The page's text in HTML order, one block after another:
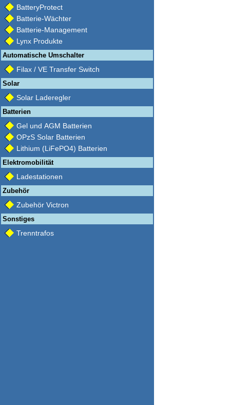
BatteryProtect
Batterie-Wächter
Batterie-Management
Lynx Produkte
Automatische Umschalter
Filax / VE Transfer Switch
Solar
Solar Laderegler
Batterien
Gel und AGM Batterien
OPzS Solar Batterien
Lithium (LiFePO4) Batterien
Elektromobilität
Ladestationen
Zubehör
Zubehör Victron
Sonstiges
Trenntrafos